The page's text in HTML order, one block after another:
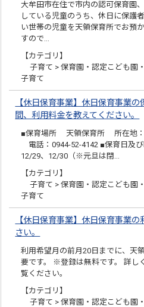
大牟田市在住で市内の認可保育園
している児童のうち、休日に保護
い世帯の児童を天領保育所でお預
すので…
【カテゴリ】
子育て > 保育園・認定こども園
子育て
【休日保育事業】休日保育事業
間、利用料金を教えてください。
■保育場所 天領保育所 所在地：
電話：0944-52-4142 ■保育日
12/29、12/30（※元旦は閉…
【カテゴリ】
子育て > 保育園・認定こども園
子育て
【休日保育事業】休日保育事業
さい。
利用希望月の前月20日までに、天
要です。 ※登録は無料です。 詳し
覧ください。
【カテゴリ】
子育て > 保育園・認定こども園